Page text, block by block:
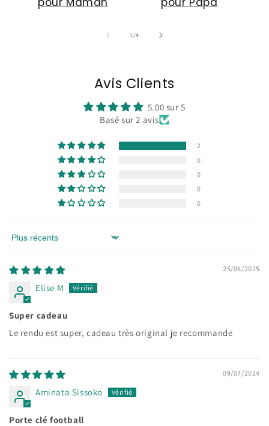
1/de
4
Avis Clients
5.00 sur 5
Basé sur 2 avis
2
0
0
0
0
Sort by
25/06/2025
Elise M
Super cadeau
Le rendu est super, cadeau très original je recommande
09/07/2024
Aminata Sissoko
Porte clé football